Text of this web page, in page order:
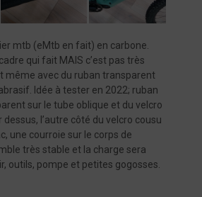
mtb (eMtb en fait) en carbone.
qui fait MAIS c’est pas très
même avec du ruban transparent
Idée à tester en 2022; ruban
sur le tube oblique et du velcro
l’autre côté du velcro cousu
une courroie sur le corps de
très stable et la charge sera
outils, pompe et petites gogosses.